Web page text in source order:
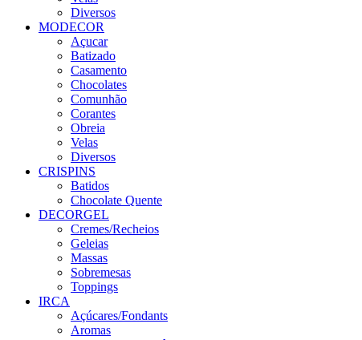
Diversos
MODECOR
Açucar
Batizado
Casamento
Chocolates
Comunhão
Corantes
Obreia
Velas
Diversos
CRISPINS
Batidos
Chocolate Quente
DECORGEL
Cremes/Recheios
Geleias
Massas
Sobremesas
Toppings
IRCA
Açúcares/Fondants
Aromas